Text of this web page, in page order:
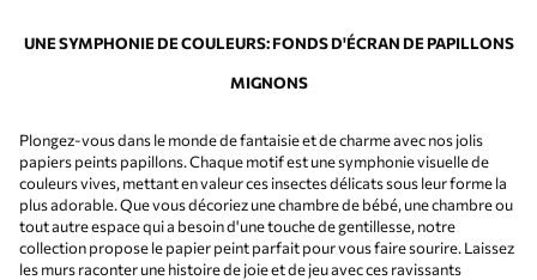
UNE SYMPHONIE DE COULEURS: FONDS D'ÉCRAN DE PAPILLONS
MIGNONS
Plongez-vous dans le monde de fantaisie et de charme avec nos jolis
papiers peints papillons. Chaque motif est une symphonie visuelle de
couleurs vives, mettant en valeur ces insectes délicats sous leur forme la
plus adorable. Que vous décoriez une chambre de bébé, une chambre ou
tout autre espace qui a besoin d'une touche de gentillesse, notre
collection propose le papier peint parfait pour vous faire sourire. Laissez
les murs raconter une histoire de joie et de jeu avec ces ravissants